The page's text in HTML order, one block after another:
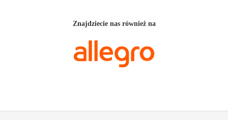
Znajdziecie nas również na